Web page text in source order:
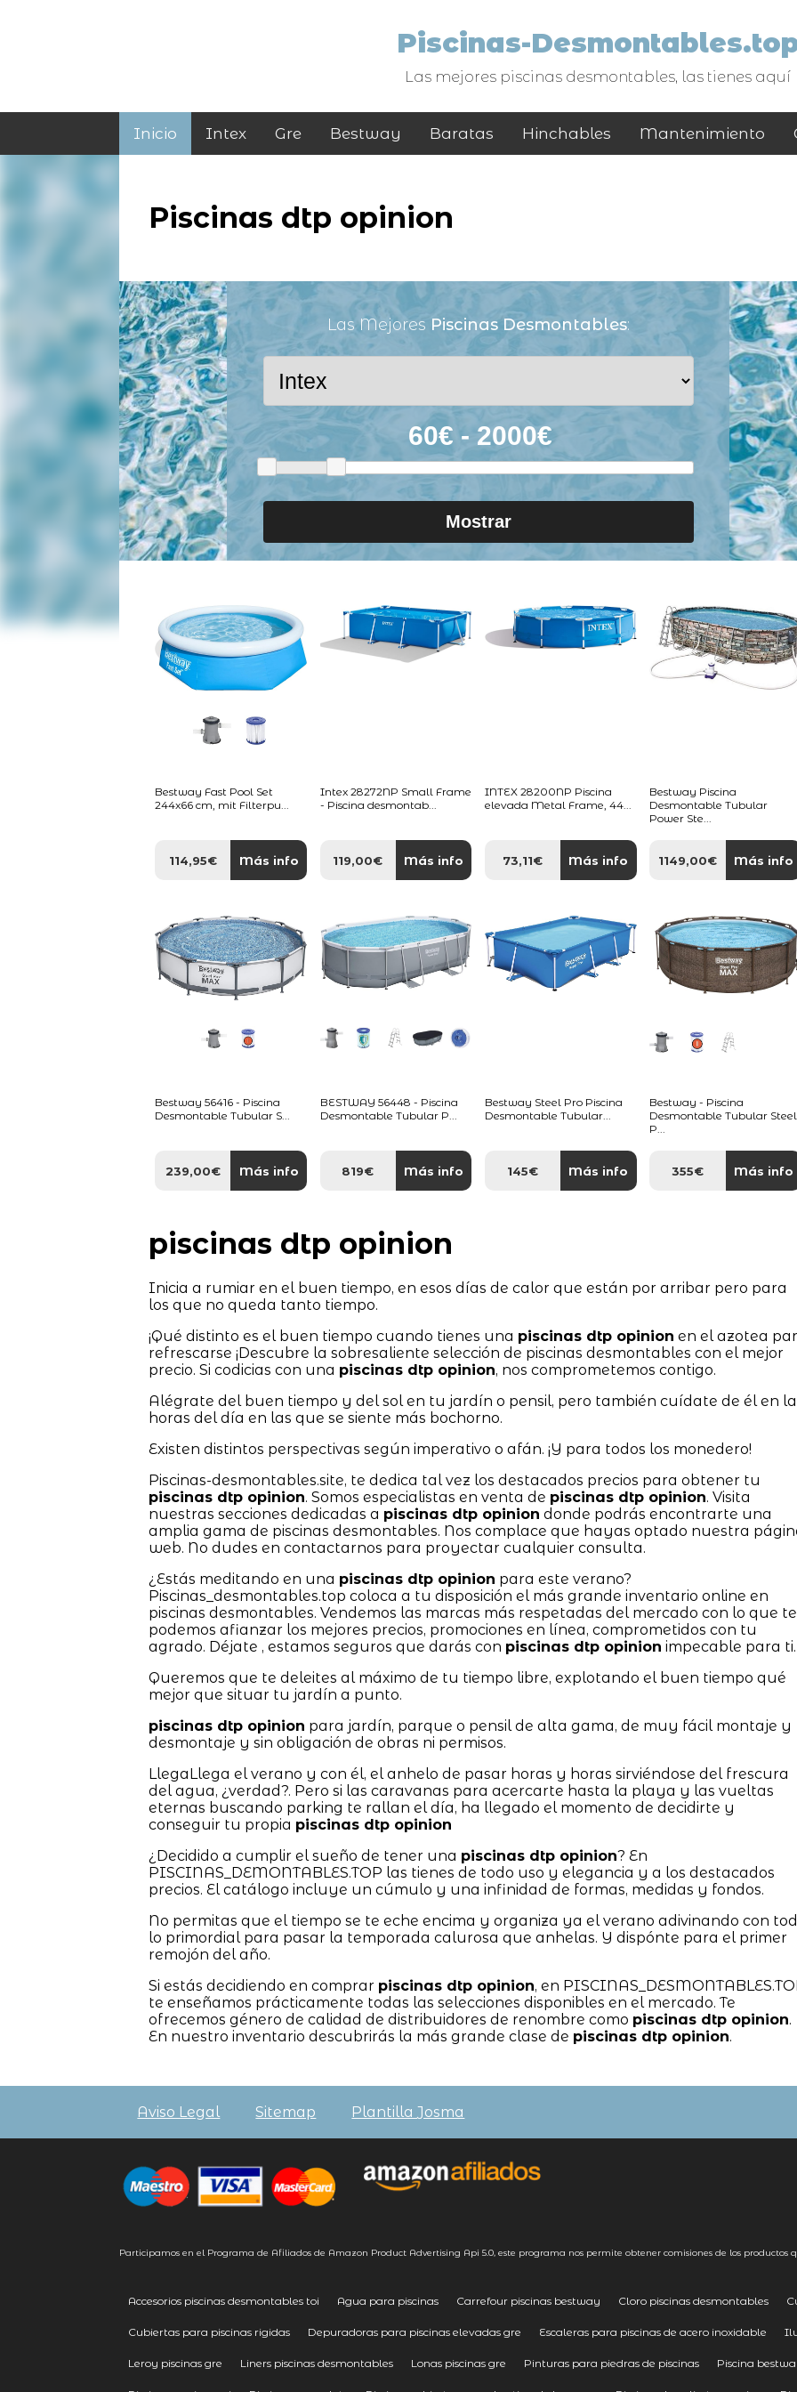
Piscinas-
Las mejores piscinas desmontables, las tienes aquí
Inicio Intex Gre Bestway Baratas Hinchables Mantenimiento
Piscinas dtp opinion
Las Mejores Piscinas Desmontables:
Mostrar
Bestway Fast Pool Set
244x66 cm, mit Filterpu...
114,95€ Más info
Intex 28272NP Small Frame
- Piscina desmontab...
119,00€ Más info
INTEX 28200NP Piscina
elevada Metal Frame, 44...
73,11€ Más info
Bestway Piscina
Desmontable Tubular
Power Ste...
1149,00€ Más info
Bestway 56416 - Piscina
Desmontable Tubular S...
239,00€ Más info
BESTWAY 56448 - Piscina
Desmontable Tubular P...
819€ Más info
Bestway Steel Pro Piscina
Desmontable Tubular...
145€ Más info
Bestway - Piscina
Desmontable Tubular Steel
P...
355€ Más info
piscinas dtp opinion
Inicia a rumiar en el buen tiempo, en esos días de calor que están por arribar pero para
los que no queda tanto tiempo.
¡Qué distinto es el buen tiempo cuando tienes una piscinas dtp opinion en el azotea
refrescarse ¡Descubre la sobresaliente selección de piscinas desmontables con el mejor
precio. Si codicias con una piscinas dtp opinion, nos comprometemos contigo.
Alégrate del buen tiempo y del sol en tu jardín o pensil, pero también cuídate de él en
horas del día en las que se siente más bochorno.
Existen distintos perspectivas según imperativo o afán. ¡Y para todos los monedero!
Piscinas-desmontables.site, te dedica tal vez los destacados precios para obtener tu
piscinas dtp opinion. Somos especialistas en venta de piscinas dtp opinion. Visita
nuestras secciones dedicadas a piscinas dtp opinion donde podrás encontrarte una
amplia gama de piscinas desmontables. Nos complace que hayas optado nuestra
web. No dudes en contactarnos para proyectar cualquier consulta.
¿Estás meditando en una piscinas dtp opinion para este verano?
Piscinas_desmontables.top coloca a tu disposición el más grande inventario online en
piscinas desmontables. Vendemos las marcas más respetadas del mercado con lo que te
podemos afianzar los mejores precios, promociones en línea, comprometidos con tu
agrado. Déjate , estamos seguros que darás con piscinas dtp opinion impecable para ti.
Queremos que te deleites al máximo de tu tiempo libre, explotando el buen tiempo qué
mejor que situar tu jardín a punto.
piscinas dtp opinion para jardín, parque o pensil de alta gama, de muy fácil montaje y
desmontaje y sin obligación de obras ni permisos.
LlegaLlega el verano y con él, el anhelo de pasar horas y horas sirviéndose del frescura
del agua, ¿verdad?. Pero si las caravanas para acercarte hasta la playa y las vueltas
eternas buscando parking te rallan el día, ha llegado el momento de decidirte y
conseguir tu propia piscinas dtp opinion
¿Decidido a cumplir el sueño de tener una piscinas dtp opinion? En
PISCINAS_DEMONTABLES.TOP las tienes de todo uso y elegancia y a los destacados
precios. El catálogo incluye un cúmulo y una infinidad de formas, medidas y fondos.
No permitas que el tiempo se te eche encima y organiza ya el verano adivinando con
lo primordial para pasar la temporada calurosa que anhelas. Y dispónte para el primer
remojón del año.
Si estás decidiendo en comprar piscinas dtp opinion, en
te enseñamos prácticamente todas las selecciones disponibles en el mercado. Te
ofrecemos género de calidad de distribuidores de renombre como piscinas dtp opinion.
En nuestro inventario descubrirás la más grande clase de piscinas dtp opinion.
Aviso Legal Sitemap Plantilla Josma
Participamos en el Programa de Afiliados de Amazon Product Advertising Api 5.0, este programa nos permite obtener comisiones de los productos
Accesorios piscinas desmontables toi Agua para piscinas Carrefour piscinas bestway Cloro piscinas desmontables
Cubiertas para piscinas rigidas Depuradoras para piscinas elevadas gre Escaleras para piscinas de acero inoxidable
Leroy piscinas gre Liners piscinas desmontables Lonas piscinas gre Pinturas para piedras de piscinas Piscina